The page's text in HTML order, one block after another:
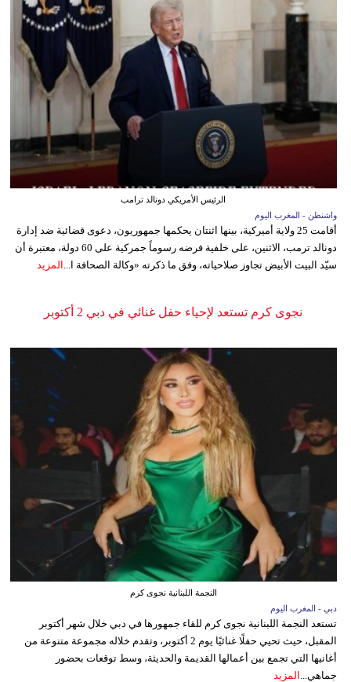
الرئيس الأمريكي دونالد ترامب
واشنطن - المغرب اليوم
أقامت 25 ولاية أميركية، بينها اثنتان يحكمها جمهوريون، دعوى قضائية ضد إدارة
دونالد ترمب، الاثنين، على خلفية فرضه رسوماً جمركية على 60 دولة، معتبرة أن
سيّد البيت الأبيض تجاوز صلاحياته، وفق ما ذكرته «وكالة الصحافة ا... المزيد
نجوى كرم تستعد لإحياء حفل غنائي في دبي 2 أكتوبر
النجمة اللبنانية نجوى كرم
دبي - المغرب اليوم
تستعد النجمة اللبنانية نجوى كرم للقاء جمهورها في دبي خلال شهر أكتوبر
المقبل، حيث تحيي حفلًا غنائيًا يوم 2 أكتوبر، وتقدم خلاله مجموعة متنوعة من
أغانيها التي تجمع بين أعمالها القديمة والحديثة، وسط توقعات بحضور
جماهي...
المزيد